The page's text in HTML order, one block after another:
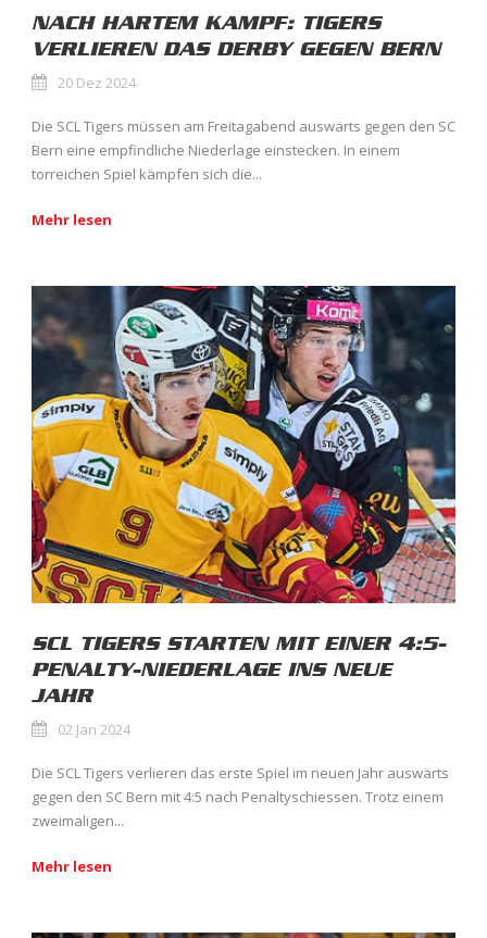
NACH HARTEM KAMPF: TIGERS
VERLIEREN DAS DERBY GEGEN BERN
20 Dez 2024
Die SCL Tigers müssen am Freitagabend auswärts gegen den SC
Bern eine empfindliche Niederlage einstecken. In einem
torreichen Spiel kämpfen sich die...
Mehr lesen
SCL TIGERS STARTEN MIT EINER 4:5-
PENALTY-NIEDERLAGE INS NEUE
JAHR
02 Jan 2024
Die SCL Tigers verlieren das erste Spiel im neuen Jahr auswärts
gegen den SC Bern mit 4:5 nach Penaltyschiessen. Trotz einem
zweimaligen...
Mehr lesen